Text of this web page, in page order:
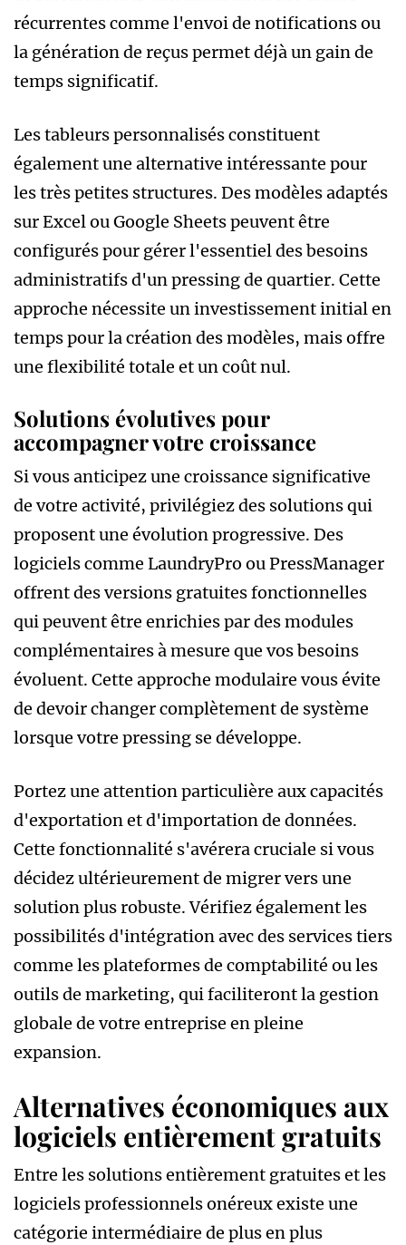
récurrentes comme l'envoi de notifications ou
la génération de reçus permet déjà un gain de
temps significatif.
Les tableurs personnalisés constituent
également une alternative intéressante pour
les très petites structures. Des modèles adaptés
sur Excel ou Google Sheets peuvent être
configurés pour gérer l'essentiel des besoins
administratifs d'un pressing de quartier. Cette
approche nécessite un investissement initial en
temps pour la création des modèles, mais offre
une flexibilité totale et un coût nul.
Solutions évolutives pour
accompagner votre croissance
Si vous anticipez une croissance significative
de votre activité, privilégiez des solutions qui
proposent une évolution progressive. Des
logiciels comme LaundryPro ou PressManager
offrent des versions gratuites fonctionnelles
qui peuvent être enrichies par des modules
complémentaires à mesure que vos besoins
évoluent. Cette approche modulaire vous évite
de devoir changer complètement de système
lorsque votre pressing se développe.
Portez une attention particulière aux capacités
d'exportation et d'importation de données.
Cette fonctionnalité s'avérera cruciale si vous
décidez ultérieurement de migrer vers une
solution plus robuste. Vérifiez également les
possibilités d'intégration avec des services tiers
comme les plateformes de comptabilité ou les
outils de marketing, qui faciliteront la gestion
globale de votre entreprise en pleine
expansion.
Alternatives économiques aux
logiciels entièrement gratuits
Entre les solutions entièrement gratuites et les
logiciels professionnels onéreux existe une
catégorie intermédiaire de plus en plus